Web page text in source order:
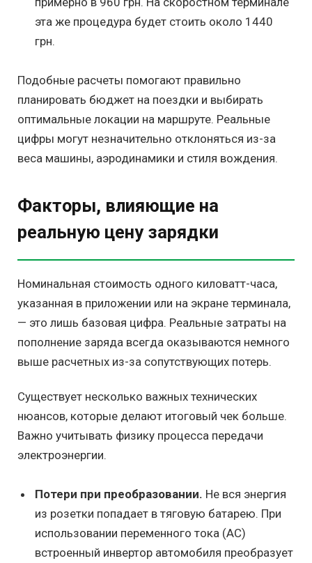
эта же процедура будет стоить около 1440
грн.
Подобные расчеты помогают правильно
планировать бюджет на поездки и выбирать
оптимальные локации на маршруте. Реальные
цифры могут незначительно отклоняться из-за
веса машины, аэродинамики и стиля вождения.
Факторы, влияющие на
реальную цену зарядки
Номинальная стоимость одного киловатт-часа,
указанная в приложении или на экране терминала,
— это лишь базовая цифра. Реальные затраты на
пополнение заряда всегда оказываются немного
выше расчетных из-за сопутствующих потерь.
Существует несколько важных технических
нюансов, которые делают итоговый чек больше.
Важно учитывать физику процесса передачи
электроэнергии.
Потери при преобразовании. Не вся энергия
из розетки попадает в тяговую батарею. При
использовании переменного тока (AC)
встроенный инвертор автомобиля преобразует